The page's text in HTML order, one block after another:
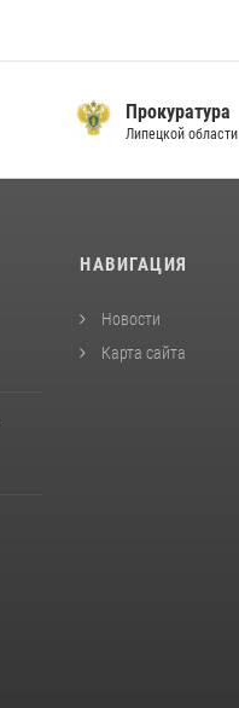
Прокуратура
Липецкой области
НАВИГАЦИЯ
Новости
Карта сайта